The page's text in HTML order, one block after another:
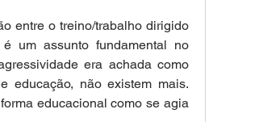
entre o treino/trabalho dirigido
um assunto fundamental no
era achada como
educação, não existem mais.
educacional como se agia